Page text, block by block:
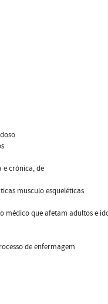
e crónica, de
musculo esqueléticas.
médico que afetam adultos e
de enfermagem